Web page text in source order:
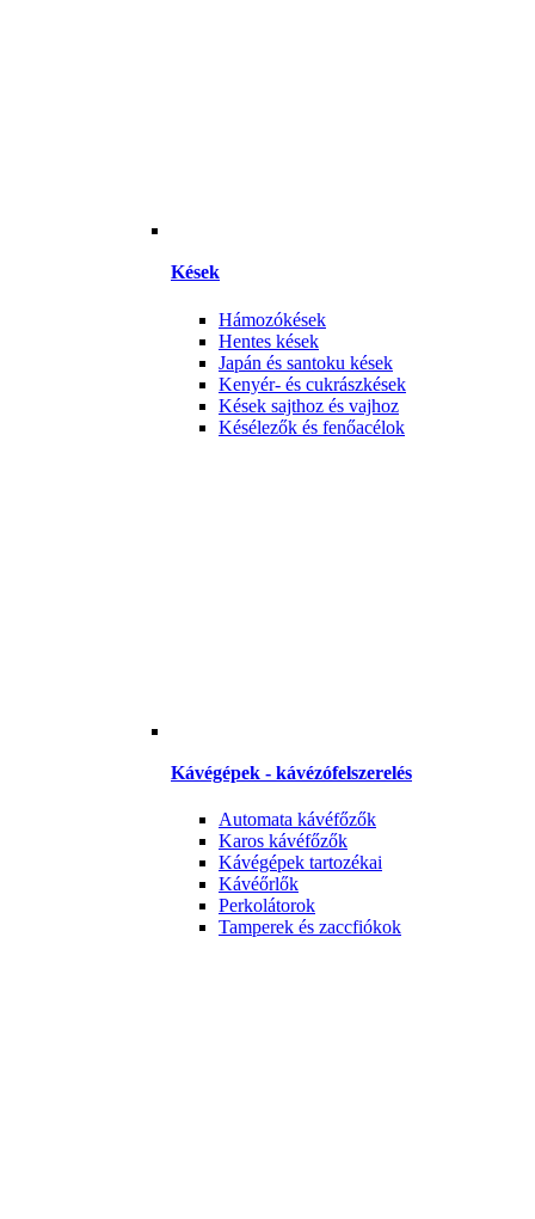
Kések
Hámozókések
Hentes kések
Japán és santoku kések
Kenyér- és cukrászkések
Kések sajthoz és vajhoz
Késélezők és fenőacélok
Kávégépek - kávézófelszerelés
Automata kávéfőzők
Karos kávéfőzők
Kávégépek tartozékai
Kávéőrlők
Perkolátorok
Tamperek és zaccfiókok